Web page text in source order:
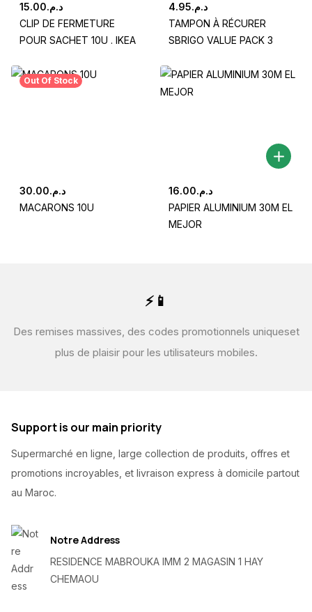
د.م.15.00
CLIP DE FERMETURE
POUR SACHET 10U . IKEA
د.م.4.95
TAMPON À RÉCURER
SBRIGO VALUE PACK 3
Out Of Stock
د.م.30.00
MACARONS 10U
د.م.16.00
PAPIER ALUMINIUM 30M EL
MEJOR
⚡📱
Des remises massives, des codes promotionnels uniqueset
plus de plaisir pour les utilisateurs mobiles.
Support is our main priority
Supermarché en ligne, large collection de produits, offres et
promotions incroyables, et livraison express à domicile partout
au Maroc.
Notre Address
RESIDENCE MABROUKA IMM 2 MAGASIN 1 HAY
CHEMAOU